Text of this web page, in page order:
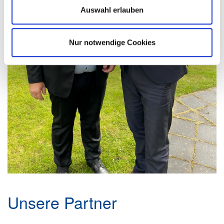
Auswahl erlauben
Nur notwendige Cookies
Unsere Partner